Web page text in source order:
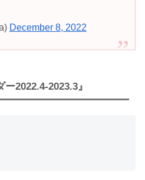
December 8, 2022
ー2022.4-2023.3』